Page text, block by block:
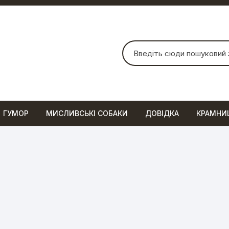
Шукати:
ГУМОР МИСЛИВСЬКІ СОБАКИ ДОВІДКА